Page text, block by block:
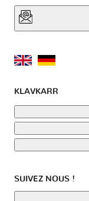
KLAVKARR
SUIVEZ NOUS !